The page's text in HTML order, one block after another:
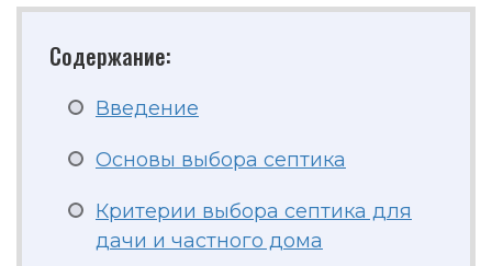
Содержание:
Введение
Основы выбора септика
Критерии выбора септика для
дачи и частного дома